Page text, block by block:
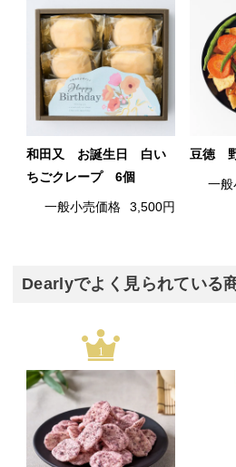
和田又 お誕生日 白い
ちごクレープ 6個
一般小売価格 3,500円
豆徳
一般
Dearlyでよく見られている
1